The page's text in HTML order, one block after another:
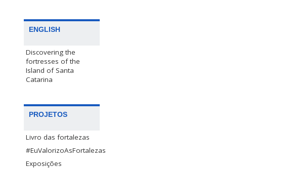
ENGLISH
Discovering the
fortresses of the
Island of Santa
Catarina
PROJETOS
Livro das fortalezas
#EuValorizoAsFortalezas
Exposições